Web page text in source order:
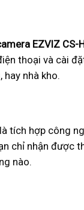
EZVIZ CS-
thoại và cài
hay nhà kho.
tích hợp công
chỉ nhận
nào.